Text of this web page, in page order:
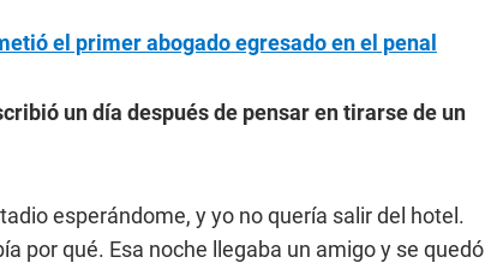
el primer abogado egresado en el penal
un día después de pensar en tirarse de un
esperándome, y yo no quería salir del hotel.
por qué. Esa noche llegaba un amigo y se quedó